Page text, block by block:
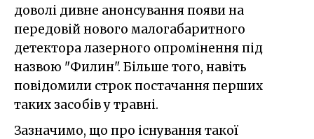
доволі дивне анонсування появи на
передовій нового малогабаритного
детектора лазерного опромінення під
назвою "Филин". Більше того, навіть
повідомили строк постачання перших
таких засобів у травні.
Зазначимо, що про існування такої